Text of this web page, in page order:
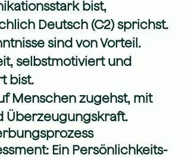
bist,
Deutsch (C2) sprichst.
sind von Vorteil.
selbstmotiviert und
bist.
Menschen zugehst, mit
Überzeugungskraft.
Ein Persönlichkeits-